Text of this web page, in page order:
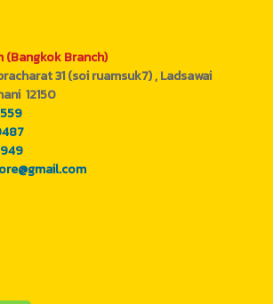
(Bangkok Branch)
31 (soi ruamsuk7) , Ladsawai
12150